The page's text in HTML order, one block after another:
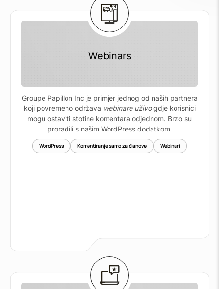
Webinars
Groupe Papillon Inc je primjer jednog od naših partnera
koji povremeno održava webinare uživogdje korisnici
mogu ostaviti stotine komentara odjednom. Brzo su
proradili s našim WordPress dodatkom.
WordPress Komentiranje samo za članove Webinari